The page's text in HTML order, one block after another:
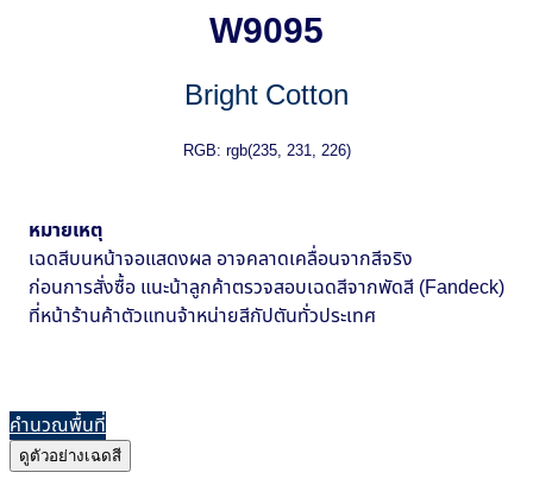
W9095
Bright Cotton
RGB: rgb(235, 231, 226)
หมายเหตุ
เฉดสีบนหน้าจอแสดงผล อาจคลาดเคลื่อนจากสีจริง
ก่อนการสั่งซื้อ แนะน้าลูกค้าตรวจสอบเฉดสีจากพัดสี (Fandeck)
ที่หน้าร้านค้าตัวแทนจ้าหน่ายสีกัปตันทั่วประเทศ
คำนวณพื้นที่
ดูตัวอย่างเฉดสี